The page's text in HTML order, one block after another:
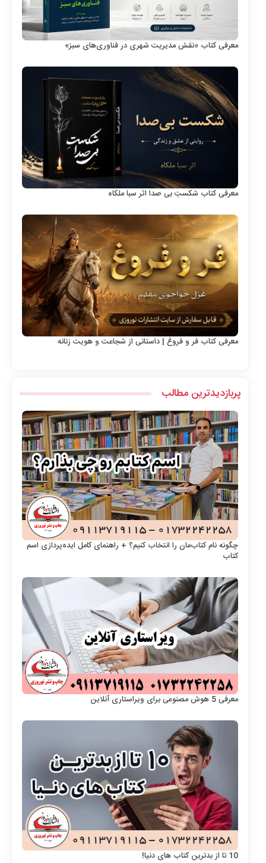
معرفی کتاب «نقش مدیریت شهری در فناوری‌های سبز»
معرفی کتاب شکستِ بی صدا اثر سبا ملکاه
معرفی کتاب فر و فروغ | داستانی از شجاعت و هویت زنانه
پربازدیدترین مطالب
چگونه نام کتاب‌مان را انتخاب کنیم؟ + راهنمای کامل ایده‌پردازی اسم
کتاب
معرفی 5 هوش مصنوعی برای ویراستاری آنلاین
10 تا از بدترین کتاب های دنیا!